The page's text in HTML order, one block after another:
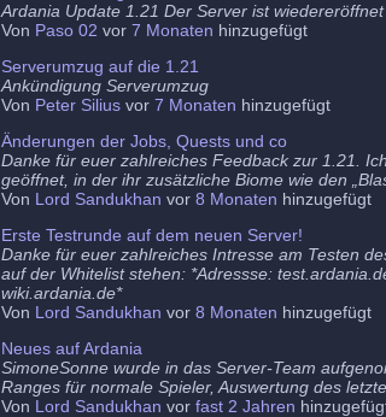
Ardania Update 1.21 Der Server ist
Von Paso 02 vor 7 Monaten hinzugefügt
Serverumzug auf die 1.21
Ankündigung Serverumzug
Von Peter Silius vor 7 Monaten hinzugefügt
Änderungen der Jobs, Quests und co
Danke für euer zahlreiches Feedback zur 1.21.
geöffnet, in der ihr zusätzliche Biome wie den
Von Lord Sandukhan vor 8 Monaten hinzugefügt
Erste Testrunde auf dem neuen Server!
Danke für euer zahlreiches Intresse am Testen
auf der Whitelist stehen: *Adressse:
wiki.ardania.de*
Von Lord Sandukhan vor 8 Monaten hinzugefügt
Neues auf Ardania
SimoneSonne wurde in das Server-Team
Ranges für normale Spieler, Auswertung des
Von Lord Sandukhan vor fast 2 Jahren